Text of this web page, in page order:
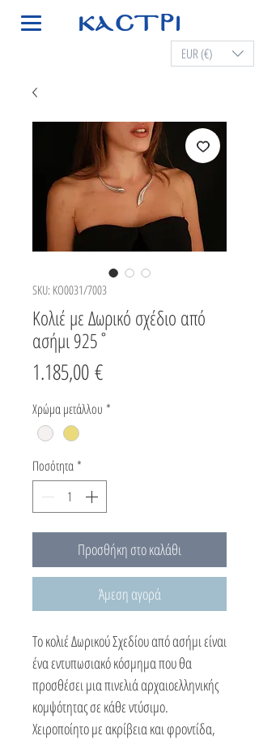
EUR (€)
SKU: KO0031/7003
Κολιέ με Δωρικό σχέδιο από
ασήμι 925˚
1.185,00 €Τιμή
Χρώμα μετάλλου *
Ποσότητα *
Προσθήκη στο καλάθι
Άμεση αγορά
Το κολιέ Δωρικού Σχεδίου από ασήμι είναι
ένα εντυπωσιακό κόσμημα που θα
προσθέσει μια πινελιά αρχαιοελληνικής
κομψότητας σε κάθε ντύσιμο.
Χειροποίητο με ακρίβεια και φροντίδα,